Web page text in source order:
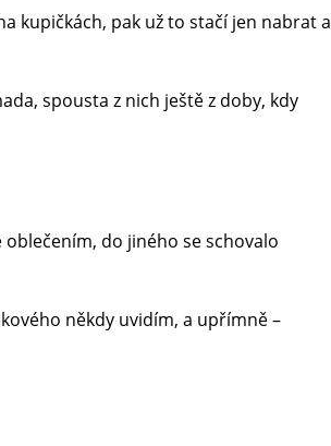
kupičkách, pak už to stačí jen nabrat a
spousta z nich ještě z doby, kdy
do jiného se schovalo
někdy uvidím, a upřímně –